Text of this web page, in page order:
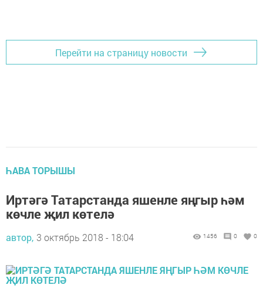
Перейти на страницу новости
ҺАВА ТОРЫШЫ
Иртәгә Татарстанда яшенле яңгыр һәм
көчле җил көтелә
автор, 3 октябрь 2018 - 18:04 1456 0 0